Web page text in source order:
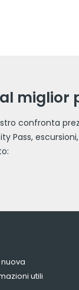
miglior
confronta
Pass,
utili